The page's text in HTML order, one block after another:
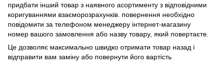
придбати інший товар з наявного асортименту з відповідними
коригуваннями взаєморозрахунків. повернення необхідно
повідомити за телефоном менеджеру інтернет-магазину
номер вашого замовлення або назву товару, який повертаєте.
Це дозволяє максимально швидко отримати товар назад і
відправити вам заміну або повернути його вартість